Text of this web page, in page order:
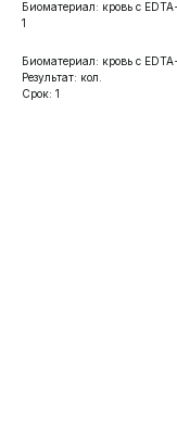
Биоматериал: кровь с
1
Биоматериал: кровь с
Результат: кол.
Срок: 1